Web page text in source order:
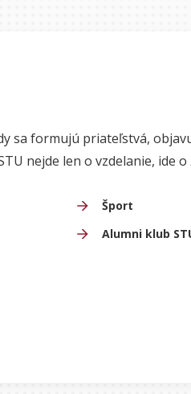
sa formujú priateľstvá,
nejde len o vzdelanie, ide
Šport
Alumni klub